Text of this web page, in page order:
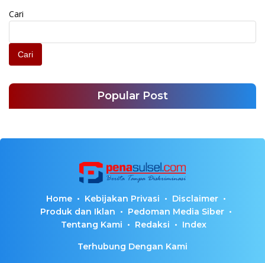
Cari
Cari
Popular Post
Home Kebijakan Privasi
Disclaimer
Produk dan Iklan
Pedoman Media Siber
Tentang Kami
Redaksi Index
Terhubung Dengan Kami